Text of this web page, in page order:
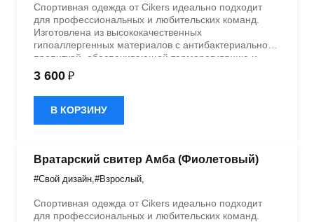
Спортивная одежда от Cikers идеально подходит
для профессиональных и любительских команд.
Изготовлена из высококачественных
гипоаллергенных материалов с антибактериальной
пропиткой, обеспечивающей терморегуляцию и
быстрое влагоотведение. Одежда обладает
эластичностью в 5 направлениях и стильным
дизайном.
3 600 ₽
В КОРЗИНУ
Вратарский свитер Амба (Фиолетовый)
#Свой дизайн #Взрослый
Спортивная одежда от Cikers идеально подходит
для профессиональных и любительских команд.